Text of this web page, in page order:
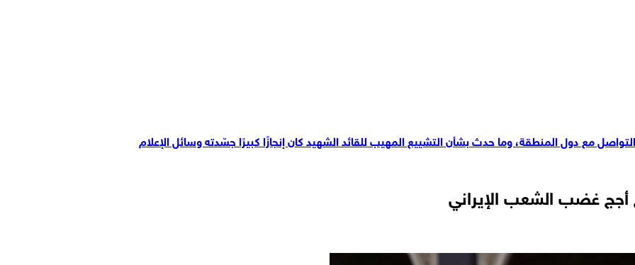
مع دول المنطقة، وما حدث بشأن التشييع المهيب للقائد الشهيد كان إنجازًا كبيرًا جسّدته وسائل الإعلام
كانت مظهراً نادراً من مظاهر التضامن
تتعلق بمستقبل حقوق الإنسان عالميًا، فإذا أمكن التخلي عن القانون الدولي عندما يتعلق الأمر بالفلسطينيين، فما فائدته في الأزمات
قانون يؤكد حق السيادة للجمهورية الإسلامية، ويصون هذا الحق للشعب الإيراني وللأحرار في العالم
أجج غضب الشعب الإيراني